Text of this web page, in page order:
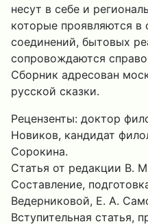
несут в себе и
которые проявляются
соединений, бытовых
сопровождаются
Сборник адресован
русской сказки.
Рецензенты: доктор
Новиков, кандидат
Сорокина.
Статья от редакции В.
Составление,
Ведерниковой, Е. А.
Вступительная статья,